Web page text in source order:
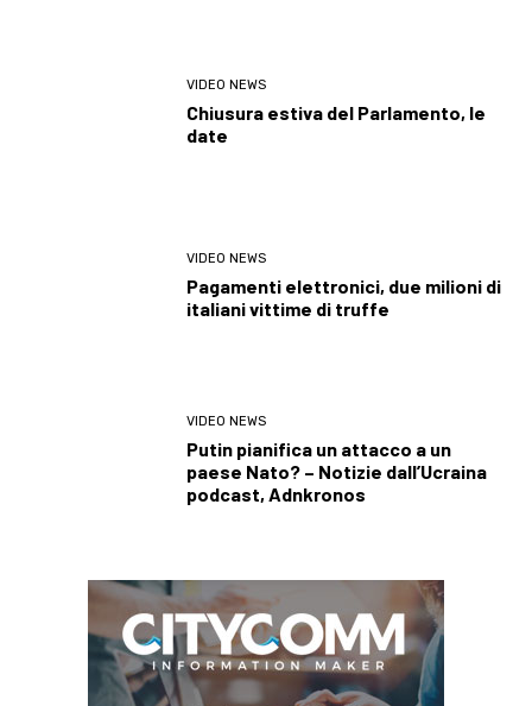
VIDEO NEWS
Chiusura estiva del Parlamento, le
date
VIDEO NEWS
Pagamenti elettronici, due milioni di
italiani vittime di truffe
VIDEO NEWS
Putin pianifica un attacco a un
paese Nato? – Notizie dall’Ucraina
podcast, Adnkronos